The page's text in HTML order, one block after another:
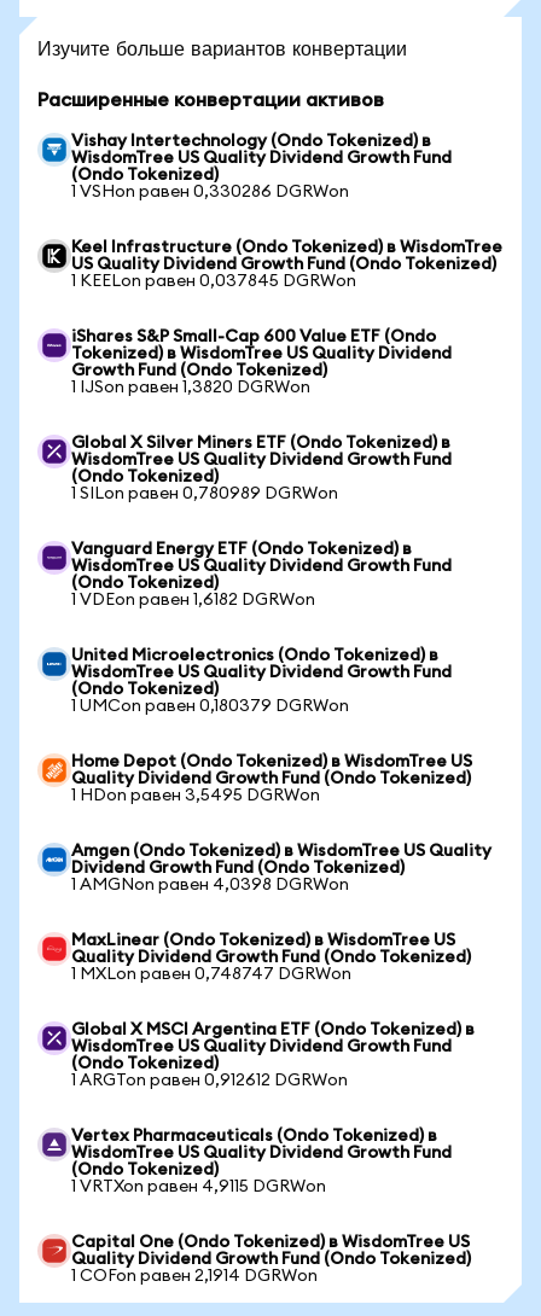
Изучите больше вариантов конвертации
Расширенные конвертации активов
Vishay Intertechnology (Ondo Tokenized) в
WisdomTree US Quality Dividend Growth Fund
(Ondo Tokenized)
1 VSHon равен 0,330286 DGRWon
Keel Infrastructure (Ondo Tokenized) в WisdomTree
US Quality Dividend Growth Fund (Ondo Tokenized)
1 KEELon равен 0,037845 DGRWon
iShares S&P Small-Cap 600 Value ETF (Ondo
Tokenized) в WisdomTree US Quality Dividend
Growth Fund (Ondo Tokenized)
1 IJSon равен 1,3820 DGRWon
Global X Silver Miners ETF (Ondo Tokenized) в
WisdomTree US Quality Dividend Growth Fund
(Ondo Tokenized)
1 SILon равен 0,780989 DGRWon
Vanguard Energy ETF (Ondo Tokenized) в
WisdomTree US Quality Dividend Growth Fund
(Ondo Tokenized)
1 VDEon равен 1,6182 DGRWon
United Microelectronics (Ondo Tokenized) в
WisdomTree US Quality Dividend Growth Fund
(Ondo Tokenized)
1 UMCon равен 0,180379 DGRWon
Home Depot (Ondo Tokenized) в WisdomTree US
Quality Dividend Growth Fund (Ondo Tokenized)
1 HDon равен 3,5495 DGRWon
Amgen (Ondo Tokenized) в WisdomTree US Quality
Dividend Growth Fund (Ondo Tokenized)
1 AMGNon равен 4,0398 DGRWon
MaxLinear (Ondo Tokenized) в WisdomTree US
Quality Dividend Growth Fund (Ondo Tokenized)
1 MXLon равен 0,748747 DGRWon
Global X MSCI Argentina ETF (Ondo Tokenized) в
WisdomTree US Quality Dividend Growth Fund
(Ondo Tokenized)
1 ARGTon равен 0,912612 DGRWon
Vertex Pharmaceuticals (Ondo Tokenized) в
WisdomTree US Quality Dividend Growth Fund
(Ondo Tokenized)
1 VRTXon равен 4,9115 DGRWon
Capital One (Ondo Tokenized) в WisdomTree US
Quality Dividend Growth Fund (Ondo Tokenized)
1 COFon равен 2,1914 DGRWon